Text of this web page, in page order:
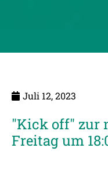
Juli 12, 2023
"Kick off" zur
Freitag um